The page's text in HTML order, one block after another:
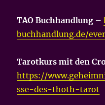
TAO Buchhandlung –
buchhandlung.de/
Tarotkurs mit den
https://
sse-des-thoth-tarot